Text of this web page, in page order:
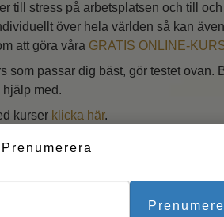
Äktenskap
Lösningar för en farlig
Studieteknologin
Verktyg för arbetslivet
till stress på arbetsplatsen och till
över hela världen så kan
att göra våra GRATIS ONLINE-
som passar dig bäst, gör testet ovan.
med.
kurser klicka här.
Prenumerera